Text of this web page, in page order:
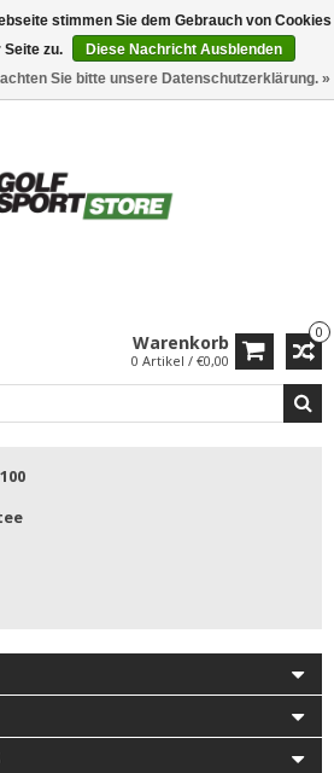
0
Warenkorb
0 Artikel / €0,00
stimmen Sie dem Gebrauch von Cookies
zu.
Diese Nachricht Ausblenden
Sie bitte unsere Datenschutzerklärung. »